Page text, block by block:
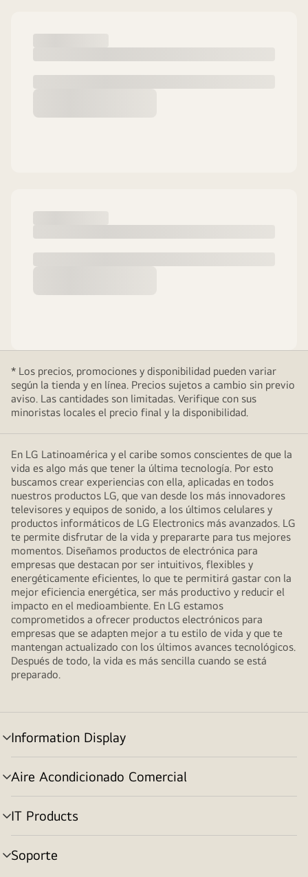
* Los precios, promociones y disponibilidad pueden variar
según la tienda y en línea. Precios sujetos a cambio sin previo
aviso. Las cantidades son limitadas. Verifique con sus
minoristas locales el precio final y la disponibilidad.
En LG Latinoamérica y el caribe somos conscientes de que la
vida es algo más que tener la última tecnología. Por esto
buscamos crear experiencias con ella, aplicadas en todos
nuestros productos LG, que van desde los más innovadores
televisores y equipos de sonido, a los últimos celulares y
productos informáticos de LG Electronics más avanzados. LG
te permite disfrutar de la vida y prepararte para tus mejores
momentos. Diseñamos productos de electrónica para
empresas que destacan por ser intuitivos, flexibles y
energéticamente eficientes, lo que te permitirá gastar con la
mejor eficiencia energética, ser más productivo y reducir el
impacto en el medioambiente. En LG estamos
comprometidos a ofrecer productos electrónicos para
empresas que se adapten mejor a tu estilo de vida y que te
mantengan actualizado con los últimos avances tecnológicos.
Después de todo, la vida es más sencilla cuando se está
preparado.
Information Display
Alternar
menú
Aire Acondicionado Comercial
Alternar
menú
IT Products
Alternar
menú
Soporte
Alternar